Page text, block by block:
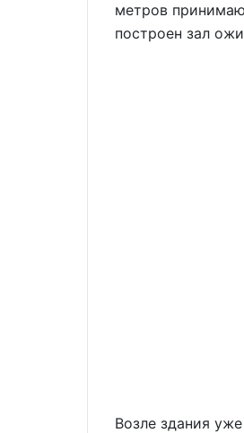
метров
построен зал
Возле здания